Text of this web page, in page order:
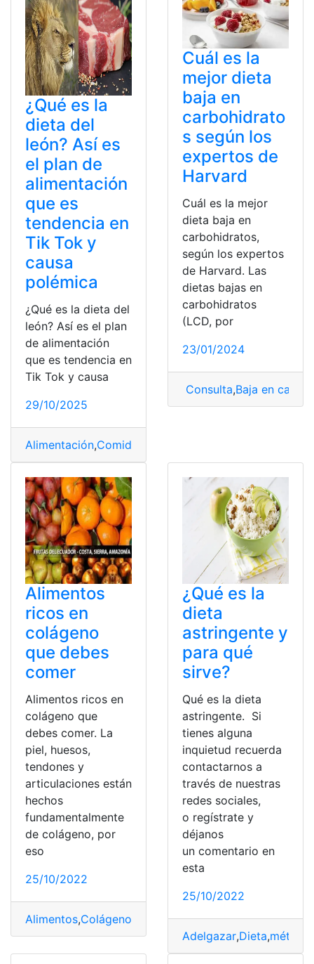
¿Qué es la
dieta del
león? Así es
el plan de
alimentación
que es
tendencia en
Tik Tok y
causa
polémica
¿Qué es la dieta del
león? Así es el plan
de alimentación
que es tendencia en
Tik Tok y causa
29/10/2025
Alimentación,Comida
Cuál es la
mejor dieta
baja en
carbohidrato
s según los
expertos de
Harvard
Cuál es la mejor
dieta baja en
carbohidratos,
según los expertos
de Harvard. Las
dietas bajas en
carbohidratos
(LCD, por
23/01/2024
Consulta,Baja en
Alimentos
ricos en
colágeno
que debes
comer
Alimentos ricos en
colágeno que
debes comer. La
piel, huesos,
tendones y
articulaciones están
hechos
fundamentalmente
de colágeno, por
eso
25/10/2022
Alimentos,Colágeno ,Dieta,Ricos
¿Qué es la
dieta
astringente y
para qué
sirve?
Qué es la dieta
astringente. Si
tienes alguna
inquietud recuerda
contactarnos a
través de nuestras
redes sociales,
o regístrate y
déjanos
un comentario en
esta
25/10/2022
Adelgazar,Dieta,método